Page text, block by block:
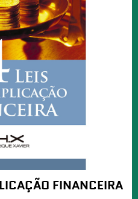
FINANCEIRA